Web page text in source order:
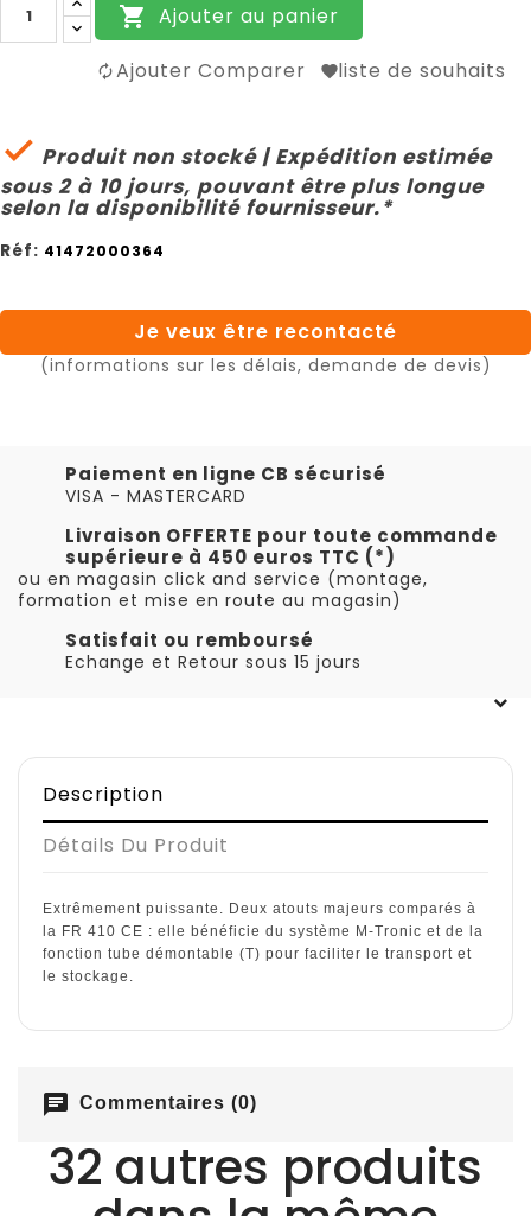
 Ajouter au panier
Ajouter Comparer liste de souhaits
 Produit non stocké | Expédition estimée
sous 2 à 10 jours, pouvant être plus longue
selon la disponibilité fournisseur.*
Réf: 41472000364
Je veux être recontacté
(informations sur les délais, demande de devis)
Paiement en ligne CB sécurisé
VISA - MASTERCARD
Livraison OFFERTE pour toute commande
supérieure à 450 euros TTC (*)
ou en magasin click and service (montage,
formation et mise en route au magasin)
Satisfait ou remboursé
Echange et Retour sous 15 jours
Description
Détails Du Produit
Extrêmement puissante. Deux atouts majeurs comparés à
la FR 410 CE : elle bénéficie du système M-Tronic et de la
fonction tube démontable (T) pour faciliter le transport et
le stockage.
chat Commentaires (0)
32 autres produits